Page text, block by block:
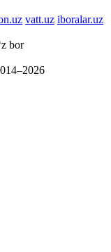
vatt.uz iboralar.uz
bor